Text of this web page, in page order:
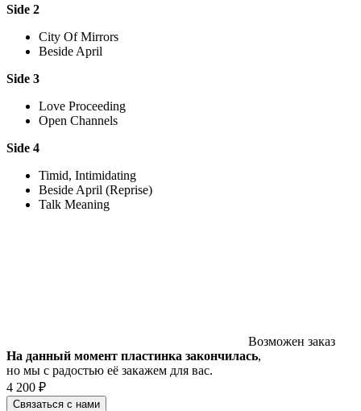
Side 2
City Of Mirrors
Beside April
Side 3
Love Proceeding
Open Channels
Side 4
Timid, Intimidating
Beside April (Reprise)
Talk Meaning
Возможен заказ
На данный момент пластинка закончилась,
но мы с радостью её закажем для вас.
4 200 ₽
Связаться с нами